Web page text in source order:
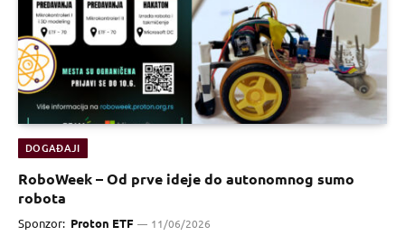
DOGAĐAJI
RoboWeek – Od prve ideje do autonomnog sumo
robota
Sponzor: Proton ETF 11/06/2026